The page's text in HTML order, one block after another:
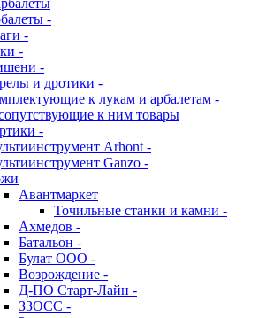
-
-
-
-
и дротики -
к лукам и арбалетам -
к ним товары
-
Arhont -
Ganzo -
Авантмаркет
Точильные станки и камни -
Ахмедов -
Батальон -
Булат ООО -
Возрождение -
Д-ПО Старт-Лайн -
ЗЗОСС -